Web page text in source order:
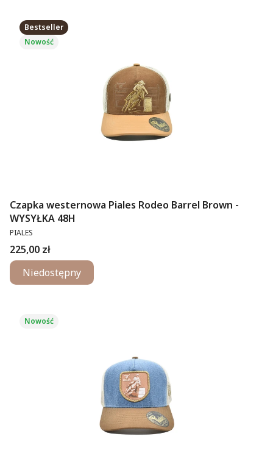
Bestseller
Nowość
Czapka westernowa Piales Rodeo Barrel Brown -
WYSYŁKA 48H
PRODUCENT
PIALES
Cena
225,00 zł
Niedostępny
Nowość